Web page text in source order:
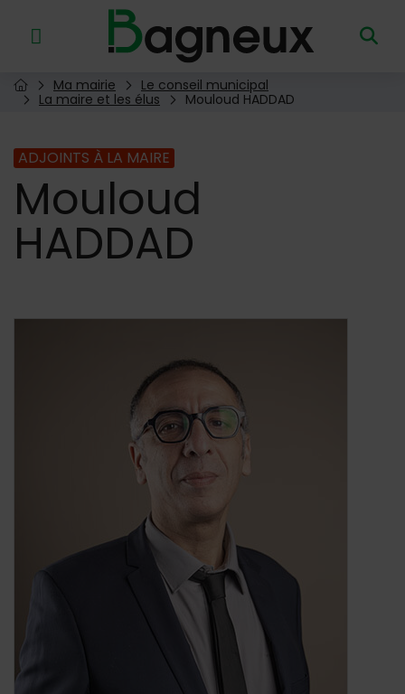
Menu de raccourcis
Retour à l'accueil
Page d'accueil du site
Ma mairie
Le conseil municipal
La maire et les élus
Mouloud HADDAD
ADJOINTS À LA MAIRE
Mouloud
HADDAD